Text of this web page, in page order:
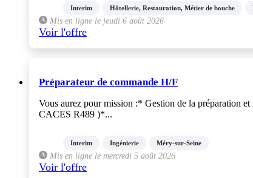
Interim Hôtellerie, Restauration, Métier de bouche
Mis en ligne le jeudi 6 août 2026
Voir l'offre
Préparateur de commande H/F
Vous aurez pour mission :* Gestion de la préparation
CACES R489 )*...
Interim Ingénierie Méry-sur-Seine
Mis en ligne le mercredi 5 août 2026
Voir l'offre